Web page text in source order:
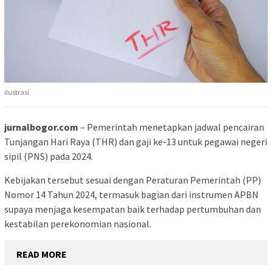
ilustrasi
jurnalbogor.com – Pemerintah menetapkan jadwal pencairan
Tunjangan Hari Raya (THR) dan gaji ke-13 untuk pegawai negeri
sipil (PNS) pada 2024.
Kebijakan tersebut sesuai dengan Peraturan Pemerintah (PP)
Nomor 14 Tahun 2024, termasuk bagian dari instrumen APBN
supaya menjaga kesempatan baik terhadap pertumbuhan dan
kestabilan perekonomian nasional.
READ MORE